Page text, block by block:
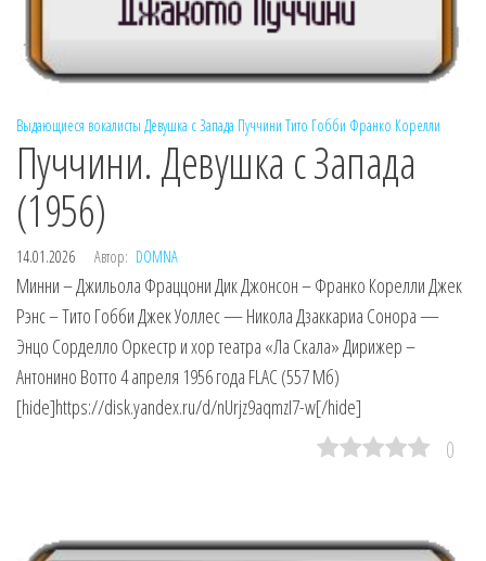
Выдающиеся вокалисты Девушка с Запада Пуччини Тито Гобби Франко Корелли
Пуччини. Девушка с Запада
(1956)
14.01.2026 Автор: DOMNA
Минни – Джильола Фраццони Дик Джонсон – Франко Корелли Джек
Рэнс – Тито Гобби Джек Уоллес — Никола Дзаккариа Сонора —
Энцо Сорделло Оркестр и хор театра «Ла Скала» Дирижер –
Антонино Вотто 4 апреля 1956 года FLAC (557 Мб)
[hide]https://disk.yandex.ru/d/nUrjz9aqmzI7-w[/hide]
0